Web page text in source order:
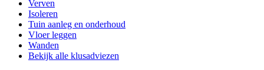
Verven
Isoleren
Tuin aanleg en onderhoud
Vloer leggen
Wanden
Bekijk alle klusadviezen